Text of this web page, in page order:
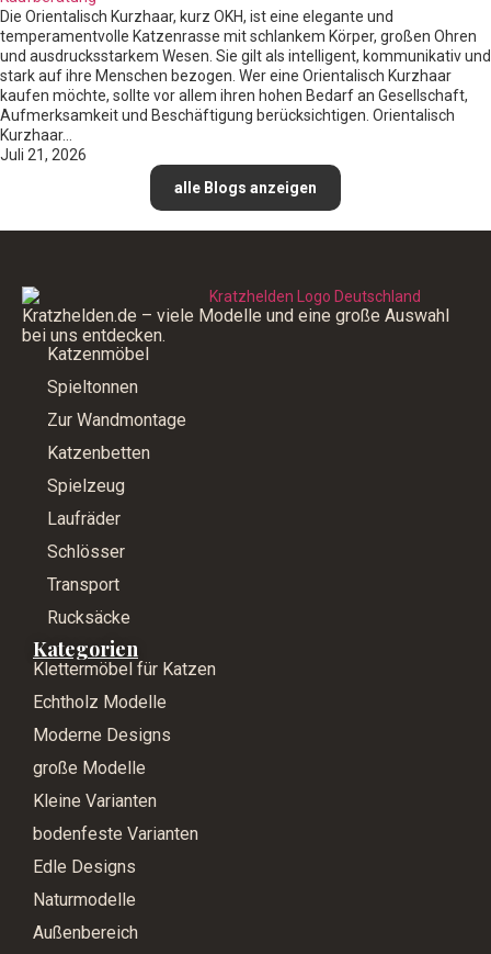
Die Orientalisch Kurzhaar, kurz OKH, ist eine elegante und
temperamentvolle Katzenrasse mit schlankem Körper, großen Ohren
und ausdrucksstarkem Wesen. Sie gilt als intelligent, kommunikativ und
stark auf ihre Menschen bezogen. Wer eine Orientalisch Kurzhaar
kaufen möchte, sollte vor allem ihren hohen Bedarf an Gesellschaft,
Aufmerksamkeit und Beschäftigung berücksichtigen. Orientalisch
Kurzhaar…
Juli 21, 2026
alle Blogs anzeigen
Kratzhelden.de – viele Modelle und eine große Auswahl
bei uns entdecken.
Katzenmöbel
Spieltonnen
Zur Wandmontage
Katzenbetten
Spielzeug
Laufräder
Schlösser
Transport
Rucksäcke
Kategorien
Klettermöbel für Katzen
Echtholz Modelle
Moderne Designs
große Modelle
Kleine Varianten
bodenfeste Varianten
Edle Designs
Naturmodelle
Außenbereich